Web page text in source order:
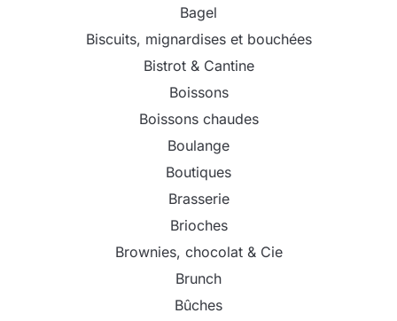
Bagel
Biscuits, mignardises et bouchées
Bistrot & Cantine
Boissons
Boissons chaudes
Boulange
Boutiques
Brasserie
Brioches
Brownies, chocolat & Cie
Brunch
Bûches